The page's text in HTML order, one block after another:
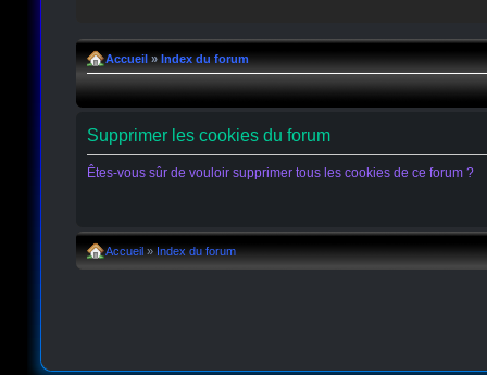
Accueil » Index du forum
Supprimer les cookies du forum
Êtes-vous sûr de vouloir supprimer tous les cookies de ce forum ?
Accueil » Index du forum